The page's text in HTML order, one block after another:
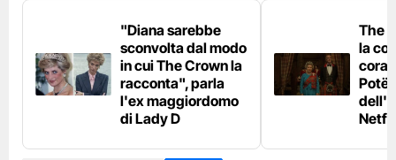
"Diana sarebbe
sconvolta dal modo
in cui The Crown la
racconta", parla
l'ex maggiordomo
di Lady D
The
la